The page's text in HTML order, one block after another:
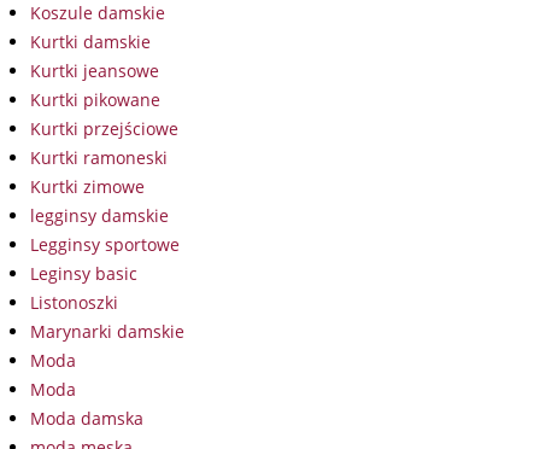
Koszule damskie
Kurtki damskie
Kurtki jeansowe
Kurtki pikowane
Kurtki przejściowe
Kurtki ramoneski
Kurtki zimowe
legginsy damskie
Legginsy sportowe
Leginsy basic
Listonoszki
Marynarki damskie
Moda
Moda
Moda damska